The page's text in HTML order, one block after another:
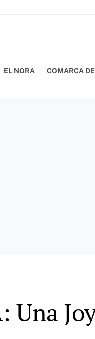
EL NORA COMARCA
Una